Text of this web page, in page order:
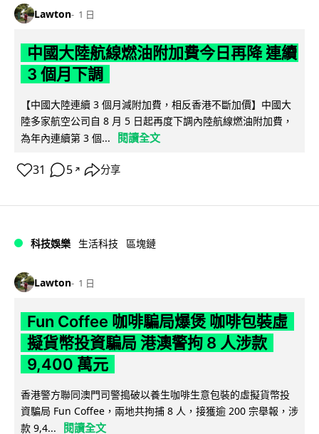
Lawton 1 日
中國大陸航線燃油附加費今日再降 連續
3 個月下調
【中國大陸連續 3 個月減附加費，相反香港不斷加價】中國大
陸多家航空公司自 8 月 5 日起再度下調內陸航線燃油附加費，
為年內連續第 3 個...
閱讀全文
31 5 ↗ 分享
科技娛樂 生活科技 區塊鏈
Lawton 1 日
Fun Coffee 咖啡騙局爆煲 咖啡包裝虛
擬貨幣投資騙局 港澳警拘 8 人涉款
9,400 萬元
香港警方聯同澳門司警搗破以養生咖啡生意包裝的虛擬貨幣投
資騙局 Fun Coffee，兩地共拘捕 8 人，接獲逾 200 宗舉報，涉
款 9,4...
閱讀全文